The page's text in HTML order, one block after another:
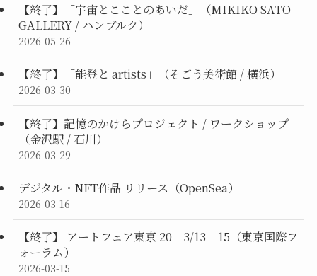
【終了】「宇宙とこことのあいだ」（MIKIKO SATO
GALLERY / ハンブルク）
2026-05-26
【終了】「能登と artists」（そごう美術館 / 横浜）
2026-03-30
【終了】記憶のかけらプロジェクト / ワークショップ
（金沢駅 / 石川）
2026-03-29
デジタル・NFT作品 リリース（OpenSea）
2026-03-16
【終了】 アートフェア東京 20 3/13 – 15（東京国際フ
ォーラム）
2026-03-15